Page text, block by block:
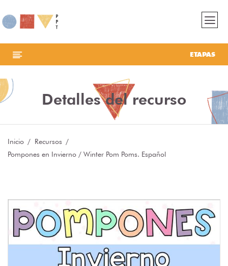
ETAPAS
Detalles del recurso
Inicio
Recursos
Pompones en Invierno / Winter Pom Poms. Español